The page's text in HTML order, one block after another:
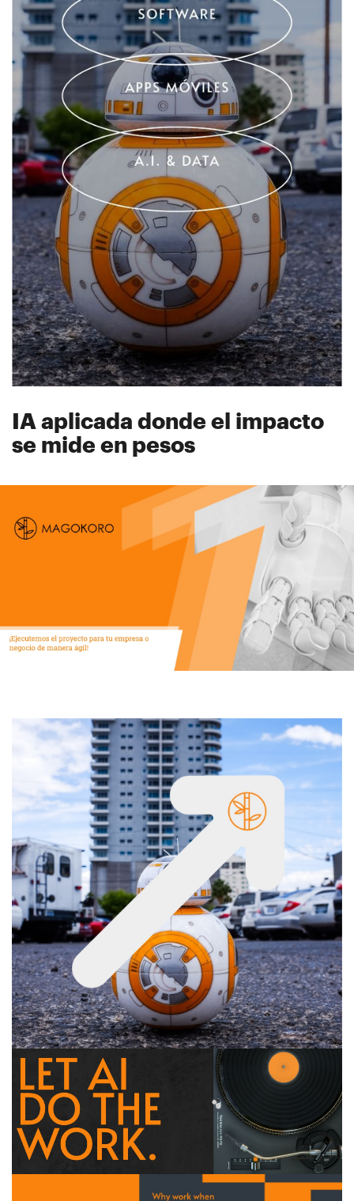
IA aplicada donde el impacto
se mide en pesos